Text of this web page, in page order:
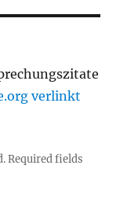
verlinkt
Required fields